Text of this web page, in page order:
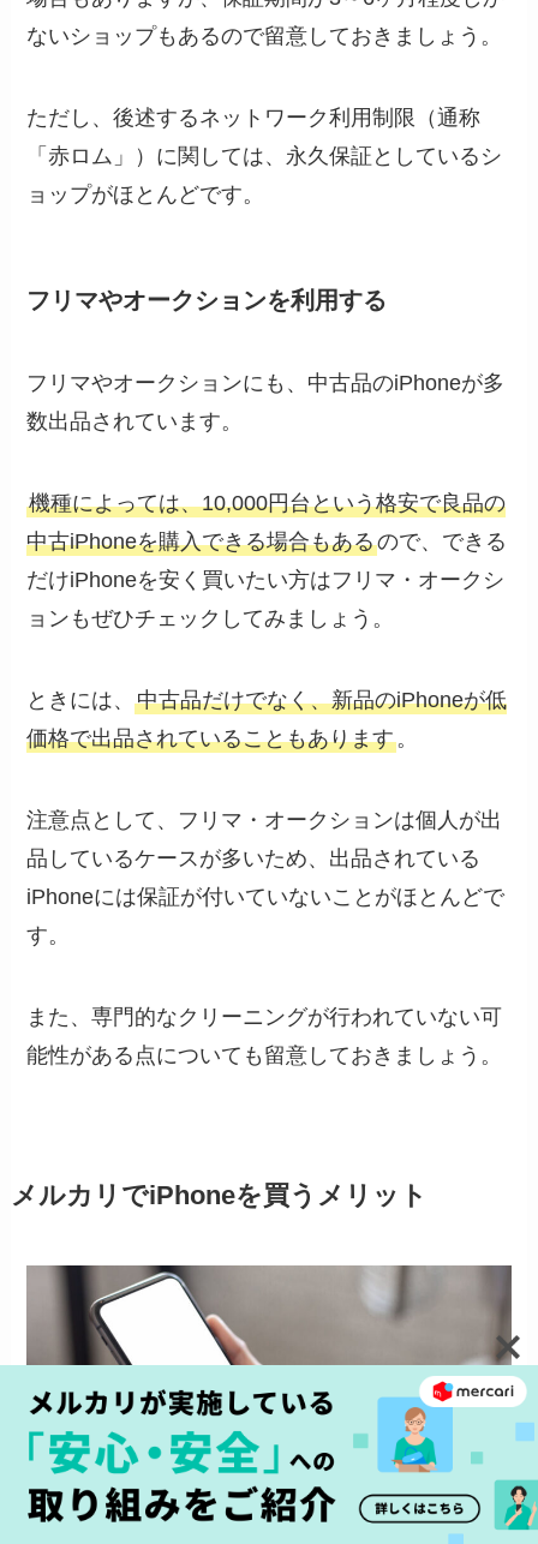
ないショップもあるので留意しておきましょう。
ただし、後述するネットワーク利用制限（通称
「赤ロム」）に関しては、永久保証としているシ
ョップがほとんどです。
フリマやオークションを利用する
フリマやオークションにも、中古品のiPhoneが多
数出品されています。
機種によっては、10,000円台という格安で良品の
中古iPhoneを購入できる場合もあるので、できる
だけiPhoneを安く買いたい方はフリマ・オークシ
ョンもぜひチェックしてみましょう。
ときには、中古品だけでなく、新品のiPhoneが低
価格で出品されていることもあります。
注意点として、フリマ・オークションは個人が出
品しているケースが多いため、出品されている
iPhoneには保証が付いていないことがほとんどで
す。
また、専門的なクリーニングが行われていない可
能性がある点についても留意しておきましょう。
メルカリでiPhoneを買うメリット